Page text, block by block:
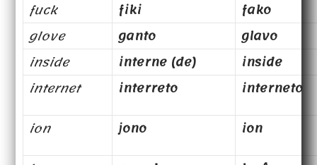
fuck
fiki
fako
glove
ganto
glavo
inside
interne (de)
inside
internet
interreto
interneto
ion
jono
ion